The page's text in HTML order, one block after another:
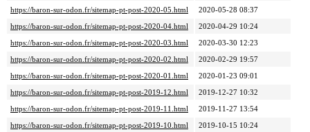
https://baron-sur-odon.fr/sitemap-pt-post-2020-05.html
2020-05-28 08:37
https://baron-sur-odon.fr/sitemap-pt-post-2020-04.html
2020-04-29 10:24
https://baron-sur-odon.fr/sitemap-pt-post-2020-03.html
2020-03-30 12:23
https://baron-sur-odon.fr/sitemap-pt-post-2020-02.html
2020-02-29 19:57
https://baron-sur-odon.fr/sitemap-pt-post-2020-01.html
2020-01-23 09:01
https://baron-sur-odon.fr/sitemap-pt-post-2019-12.html
2019-12-27 10:32
https://baron-sur-odon.fr/sitemap-pt-post-2019-11.html
2019-11-27 13:54
https://baron-sur-odon.fr/sitemap-pt-post-2019-10.html
2019-10-15 10:24